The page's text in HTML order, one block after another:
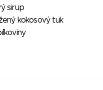
sirup
kokosový tuk